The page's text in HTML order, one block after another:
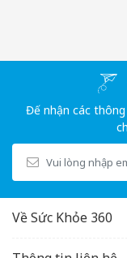
Đế nhận các
Về Sức Khỏe 360